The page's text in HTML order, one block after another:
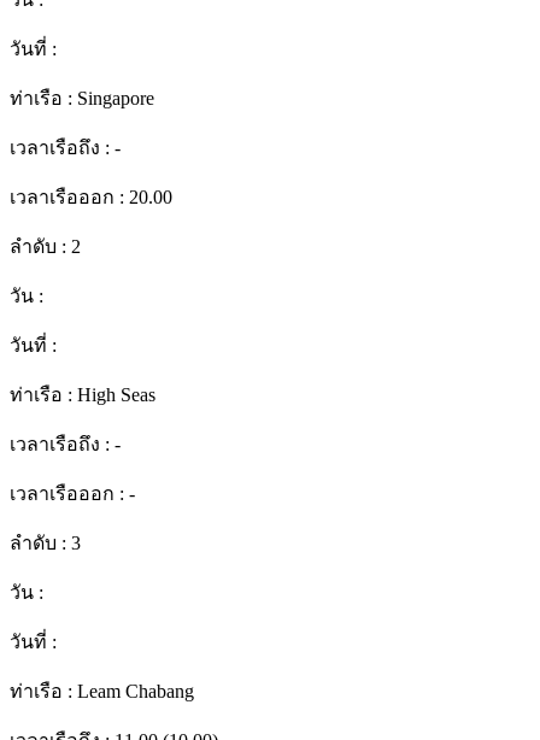
วันที่ :
ท่าเรือ : Singapore
เวลาเรือถึง : -
เวลาเรือออก : 20.00
ลำดับ : 2
วัน :
วันที่ :
ท่าเรือ : High Seas
เวลาเรือถึง : -
เวลาเรือออก : -
ลำดับ : 3
วัน :
วันที่ :
ท่าเรือ : Leam Chabang